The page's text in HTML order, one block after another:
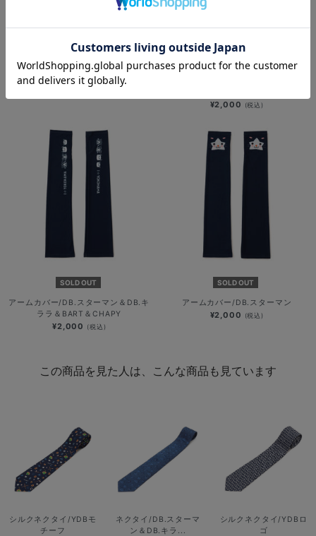
ドッグシャツ/野球未来創造
¥3,000 (税込)
¥2,000 (税込)
SOLD OUT
アームカバー/DB.スターマン＆DB.キ
ララ＆BART＆CHAPY
¥2,000 (税込)
SOLD OUT
アームカバー/DB.スターマン
¥2,000 (税込)
この商品を見た人は、こんな商品も見ています
シルクネクタイ/YDBモ
チーフ
ネクタイ/DB.スターマ
ン＆DB.キラ...
シルクネクタイ/YDBロ
ゴ